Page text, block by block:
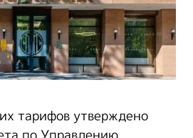
тарифов утверждено